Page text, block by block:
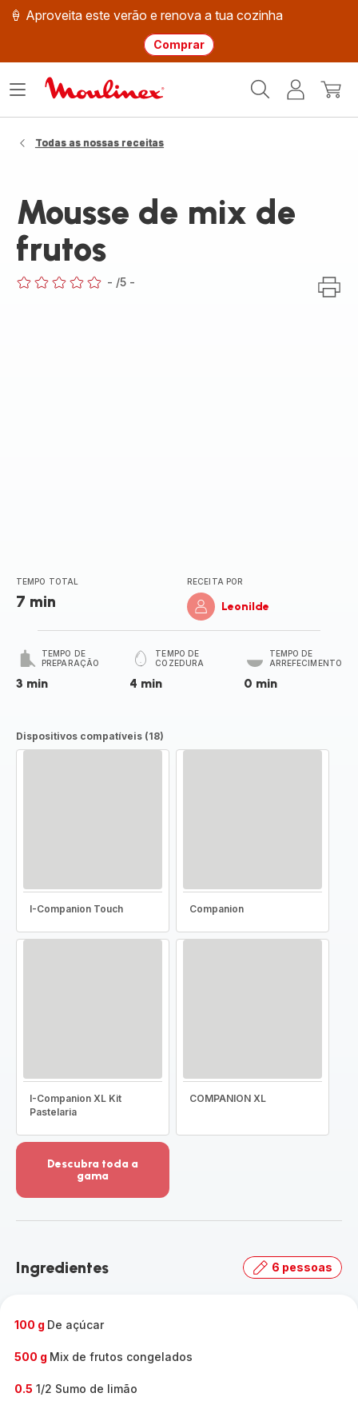
🍦 Aproveita este verão e renova a tua cozinha
Comprar
Moulinex
O
Abrir
Todas as nossas receitas
Mousse de mix de
frutos
- /5 -
TEMPO TOTAL
7 min
RECEITA POR
Leonilde
TEMPO DE
PREPARAÇÃO
3 min
TEMPO DE
COZEDURA
4 min
TEMPO DE
ARREFECIMENTO
0 min
Dispositivos compatíveis (18)
I-Companion Touch Companion
I-Companion XL Kit
Pastelaria
COMPANION XL
Descubra toda a
gama
detalhes
toda
Ingredientes 6 pessoas
100 g De açúcar
500 g Mix de frutos congelados
0.5 1/2 Sumo de limão